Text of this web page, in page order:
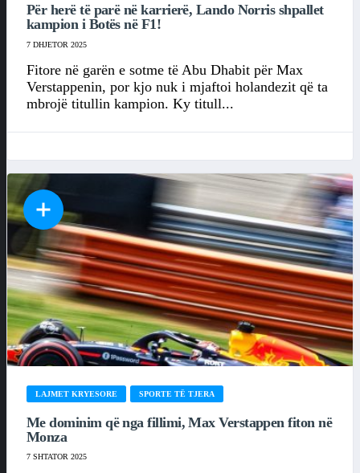
Për herë të parë në karrierë, Lando Norris shpallet
kampion i Botës në F1!
7 DHJETOR 2025
Fitore në garën e sotme të Abu Dhabit për Max
Verstappenin, por kjo nuk i mjaftoi holandezit që ta
mbrojë titullin kampion. Ky titull...
LAJMET KRYESORE SPORTE TË TJERA
Me dominim që nga fillimi, Max Verstappen fiton në
Monza
7 SHTATOR 2025